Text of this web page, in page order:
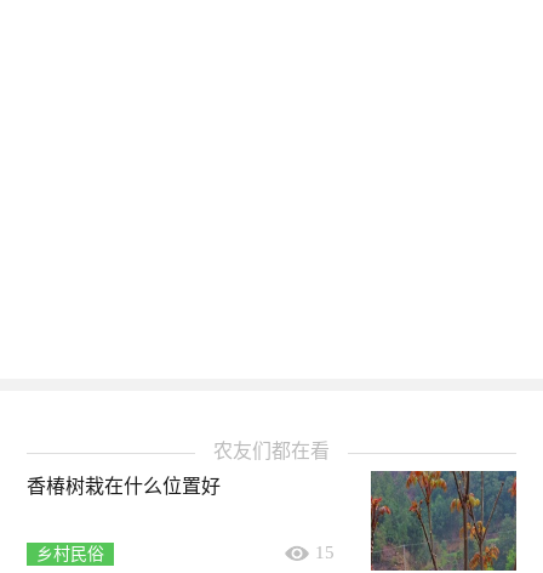
农友们都在看
香椿树栽在什么位置好
乡村民俗 15